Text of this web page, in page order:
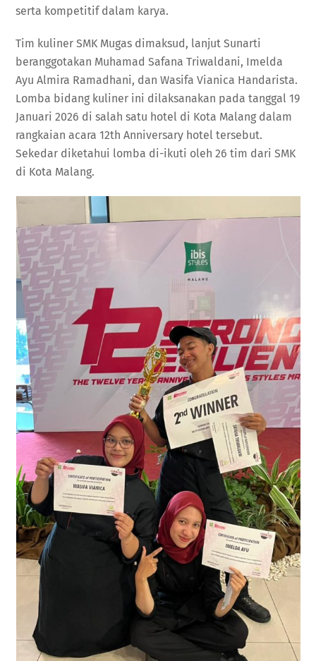
serta kompetitif dalam karya.
Tim kuliner SMK Mugas dimaksud, lanjut Sunarti
beranggotakan Muhamad Safana Triwaldani, Imelda
Ayu Almira Ramadhani, dan Wasifa Vianica Handarista.
Lomba bidang kuliner ini dilaksanakan pada tanggal 19
Januari 2026 di salah satu hotel di Kota Malang dalam
rangkaian acara 12th Anniversary hotel tersebut.
Sekedar diketahui lomba di-ikuti oleh 26 tim dari SMK
di Kota Malang.